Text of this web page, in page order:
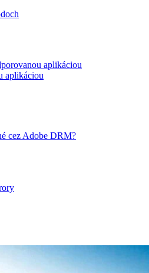
aplikáciou
aplikáciou
cez Adobe DRM?